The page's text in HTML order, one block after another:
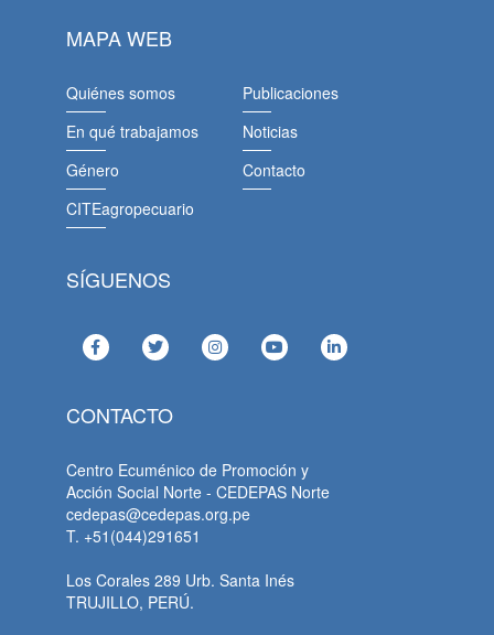
MAPA WEB
Quiénes somos
En qué trabajamos
Género
CITEagropecuario
Publicaciones
Noticias
Contacto
SÍGUENOS
CONTACTO
Centro Ecuménico de Promoción y
Acción Social Norte - CEDEPAS Norte
cedepas@cedepas.org.pe
T. +51(044)291651
Los Corales 289 Urb. Santa Inés
TRUJILLO, PERÚ.